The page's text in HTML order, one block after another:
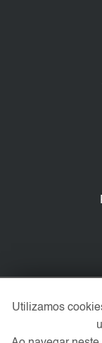
Utilizamos